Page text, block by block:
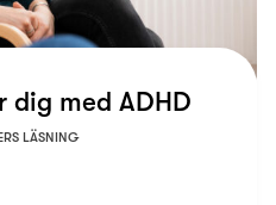
dig med ADHD
LÄSNING